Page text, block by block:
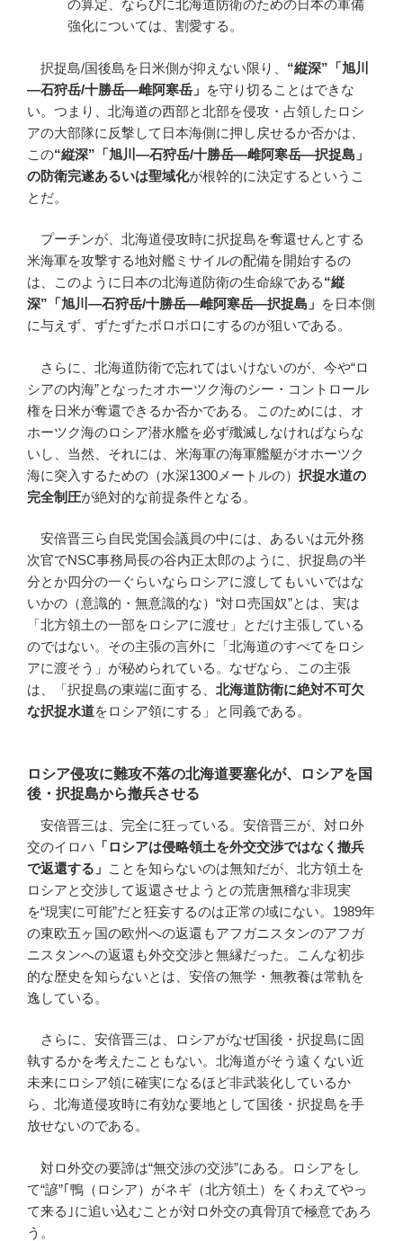
の算定、ならびに北海道防衛のための日本の軍備
強化については、割愛する。
択捉島/国後島を日米側が抑えない限り、 “縦深” 「旭川
―石狩岳/十勝岳―雌阿寒岳」 を守り切ることはできな
い。つまり、北海道の西部と北部を侵攻・占領したロシ
アの大部隊に反撃して日本海側に押し戻せるか否かは、
この“縦深” 「旭川 ―石狩岳/十勝岳―雌阿寒岳―択捉島」
の防衛完遂あるいは聖域化が根幹的に決定するというこ
とだ。
プーチンが、北海道侵攻時に択捉島を奪還せんとする
米海軍を攻撃する地対艦ミサイルの配備を開始するの
は、このように日本の北海道防衛の生命線である“縦
深” 「旭川 ―石狩岳/十勝岳―雌阿寒岳―択捉島」 を日本側
に与えず、ずたずたボロボロにするのが狙いである。
さらに、北海道防衛で忘れてはいけないのが、今や“ロ
シアの内海”となったオホーツク海のシー・コントロール
権を日米が奪還できるか否かである。このためには、オ
ホーツク海のロシア潜水艦を必ず殲滅しなければならな
いし、当然、それには、米海軍の海軍艦艇がオホーツク
海に突入するための（水深1300メートルの） 択捉水道の
完全制圧が絶対的な前提条件となる。
安倍晋三ら自民党国会議員の中には、あるいは元外務
次官でNSC事務局長の谷内正太郎のように、択捉島の半
分とか四分の一ぐらいならロシアに渡してもいいではな
いかの（意識的・無意識的な）“対ロ売国奴”とは、実は
「北方領土の一部をロシアに渡せ」とだけ主張している
のではない。その主張の言外に「北海道のすべてをロシ
アに渡そう」が秘められている。なぜなら、この主張
は、「択捉島の東端に面する、 北海道防衛に絶対不可欠
な択捉水道をロシア領にする」と同義である。
ロシア侵攻に難攻不落の北海道要塞化が、ロシアを国
後・択捉島から撤兵させる
安倍晋三は、完全に狂っている。安倍晋三が、対ロ外
交のイロハ 「ロシアは侵略領土を外交交渉ではなく撤兵
で返還する」 ことを知らないのは無知だが、北方領土を
ロシアと交渉して返還させようとの荒唐無稽な非現実
を“現実に可能”だと狂妄するのは正常の域にない。1989年
の東欧五ヶ国の欧州への返還もアフガニスタンのアフガ
ニスタンへの返還も外交交渉と無縁だった。こんな初歩
的な歴史を知らないとは、安倍の無学・無教養は常軌を
逸している。
さらに、安倍晋三は、ロシアがなぜ国後・択捉島に固
執するかを考えたこともない。北海道がそう遠くない近
未来にロシア領に確実になるほど非武装化しているか
ら、北海道侵攻時に有効な要地として国後・択捉島を手
放せないのである。
対ロ外交の要諦は“無交渉の交渉”にある。ロシアをし
て“諺”｢鴨（ロシア）がネギ（北方領土）をくわえてやっ
て来る｣に追い込むことが対ロ外交の真骨頂で極意であろ
う。